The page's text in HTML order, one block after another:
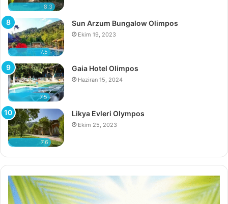
8.3
7.5
Sun Arzum Bungalow Olimpos
Ekim 19, 2023
7.5
Gaia Hotel Olimpos
Haziran 15, 2024
7.6
Likya Evleri Olympos
Ekim 25, 2023